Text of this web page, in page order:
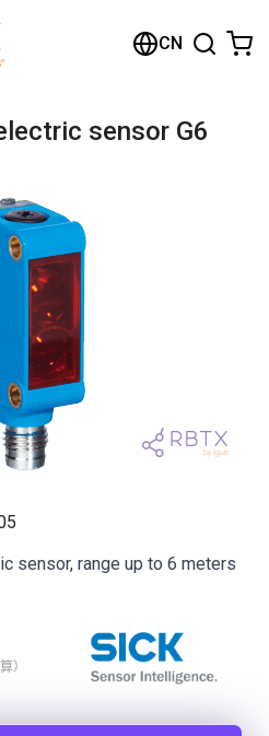
CN
sensor G6
sensor, range up to 6 meters
）
览商店